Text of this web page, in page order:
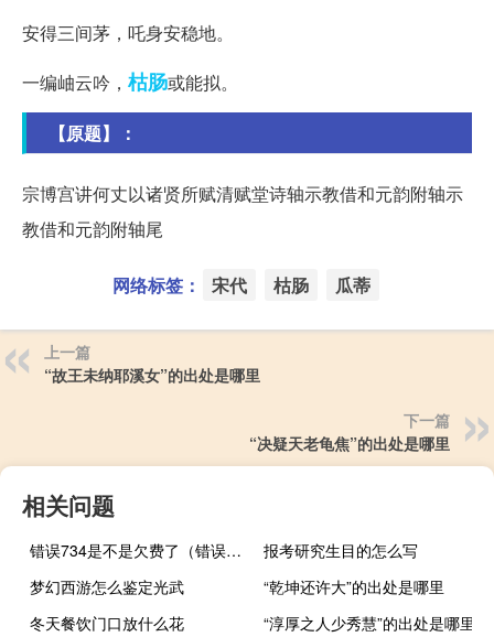
安得三间茅，吒身安稳地。
一编岫云吟， 枯肠或能拟。
【原题】：
宗博宫讲何丈以诸贤所赋清赋堂诗轴示教借和元韵附轴示
教借和元韵附轴尾
网络标签： 宋代 枯肠 瓜蒂
上一篇
“故王未纳耶溪女”的出处是哪里
下一篇
“决疑天老龟焦”的出处是哪里
相关问题
错误734是不是欠费了（错误734）
报考研究生目的怎么写
梦幻西游怎么鉴定光武
“乾坤还许大”的出处是哪里
冬天餐饮门口放什么花
“淳厚之人少秀慧”的出处是哪里